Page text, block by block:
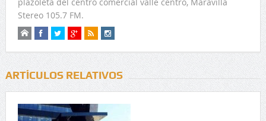
Stereo 105.7 FM.
ARTÍCULOS RELATIVOS